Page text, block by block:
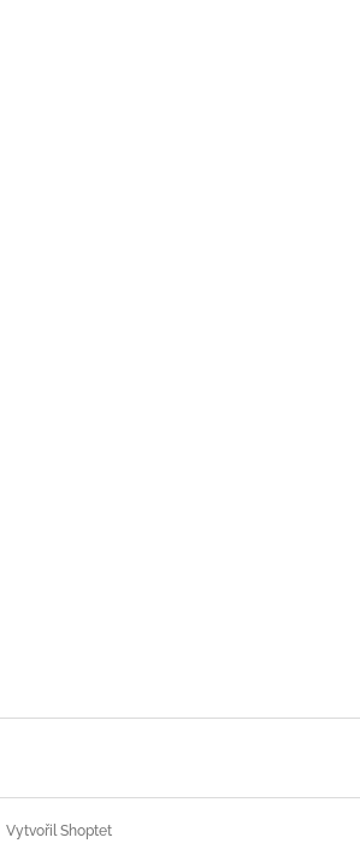
Vytvořil Shoptet